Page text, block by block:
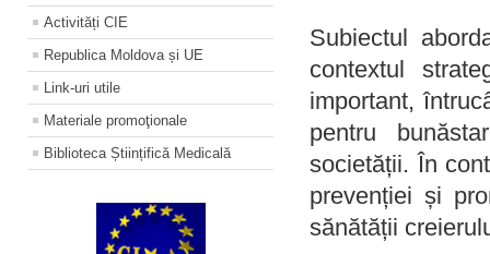
Activități CIE
Republica Moldova și UE
Link-uri utile
Materiale promoţionale
Biblioteca Științifică Medicală
Subiectul
contextul
important,
pentru
societății. În
prevenției și
sănătății